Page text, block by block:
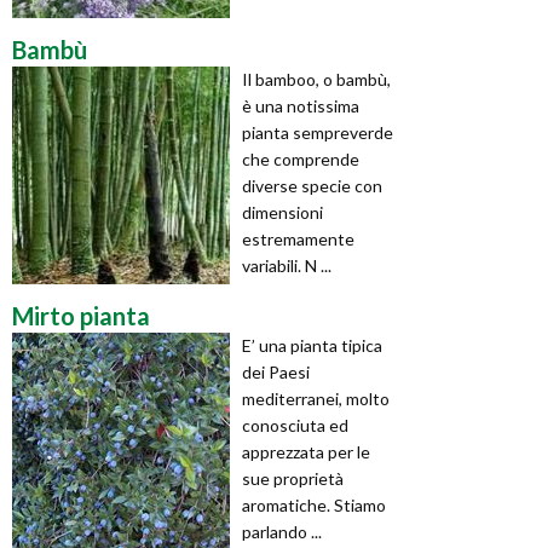
Bambù
Il bamboo, o bambù,
è una notissima
pianta sempreverde
che comprende
diverse specie con
dimensioni
estremamente
variabili. N ...
Mirto pianta
E’ una pianta tipica
dei Paesi
mediterranei, molto
conosciuta ed
apprezzata per le
sue proprietà
aromatiche. Stiamo
parlando ...